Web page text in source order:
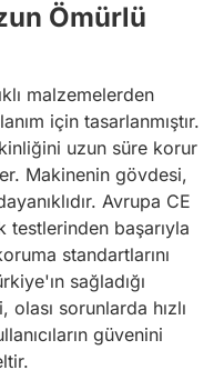
Ömürlü
malzemelerden
için tasarlanmıştır.
uzun süre korur
Makinenin gövdesi,
Avrupa CE
testlerinden başarıyla
standartlarını
sağladığı
sorunlarda hızlı
güvenini